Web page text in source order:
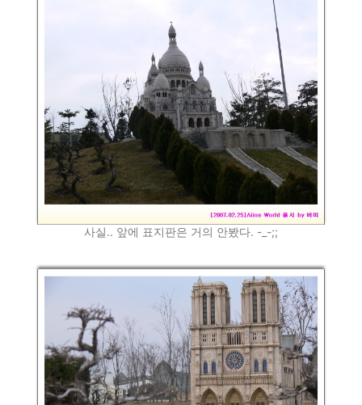
사실.. 앞에 표지판은 거의 안봤다. -_-;;